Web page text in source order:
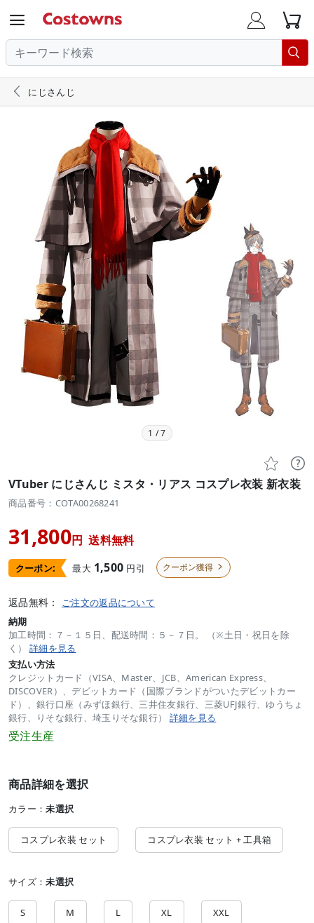
  

 にじさんじ
1 /7
 
VTuber にじさんじ ミスタ・リアス コスプレ衣装 新衣装
商品番号：COTA00268241
31,800円 送料無料
クーポン: 最大 1,500 円引 クーポン獲得 
返品無料： ご注文の返品について
納期
加工時間：７－１５日、配送時間：５－７日。 （※土日・祝日を除
く） 詳細を見る
支払い方法
クレジットカード（VISA、Master、JCB、American Express、
DISCOVER）、デビットカード（国際ブランドがついたデビットカー
ド）、銀行口座（みずほ銀行、三井住友銀行、三菱UFJ銀行、ゆうちょ
銀行、りそな銀行、埼玉りそな銀行） 詳細を見る
受注生産
商品詳細を選択
カラー：未選択
コスプレ衣装 セット コスプレ衣装 セット + 工具箱
サイズ：未選択
S M L XL XXL